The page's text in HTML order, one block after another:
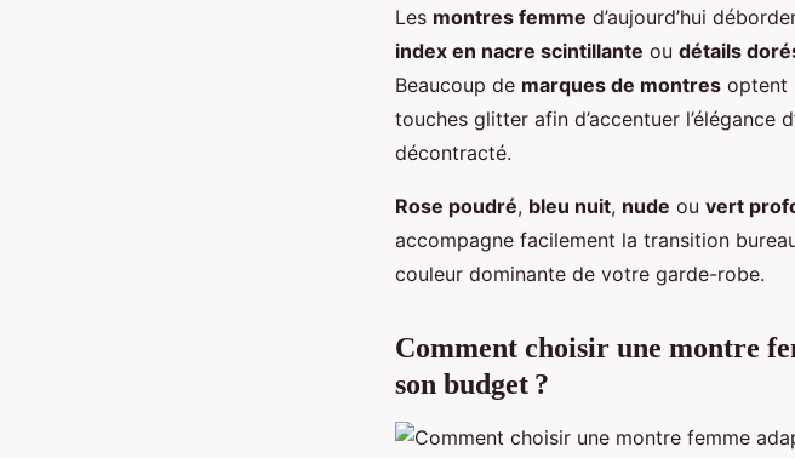
Les montres femme d’aujourd’hui
index en nacre scintillante ou détails
Beaucoup de marques de montres optent
touches glitter afin d’accentuer l’élégance
décontracté.
Rose poudré, bleu nuit, nude ou vert
accompagne facilement la transition
couleur dominante de votre garde-robe.
Comment choisir une montre
son budget ?